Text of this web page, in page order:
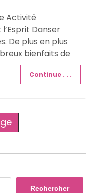
Activité
Danser
De plus en plus
bienfaits de
Continue . . .
Rechercher